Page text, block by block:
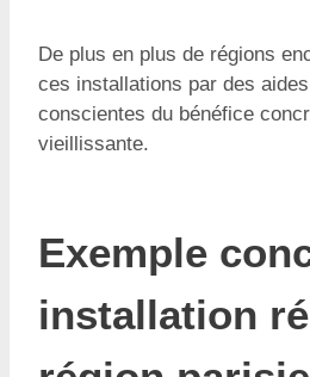
De plus en plus de régions
ces installations par des
conscientes du bénéfice
vieillissante.
Exemple
installation